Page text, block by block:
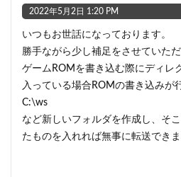
2022年5月2日 1:20 PM
いつもお世話になっております。
勝手ながら少し補足をさせていただ
ゲームROMを書き込む際にディレ
入っている場合ROMの書き込みが
C:\ws
など新しいフォルダを作成し、そ
たものを入れれば無事に転送できま